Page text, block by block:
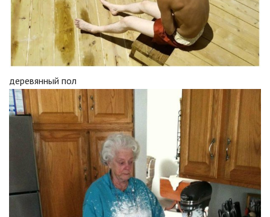
деревянный пол